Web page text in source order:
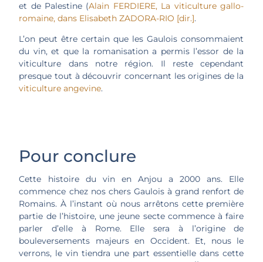
et de Palestine (Alain FERDIERE, La viticulture gallo-
romaine, dans Elisabeth ZADORA-RIO [dir.].
L’on peut être certain que les Gaulois consommaient
du vin, et que la romanisation a permis l’essor de la
viticulture dans notre région. Il reste cependant
presque tout à découvrir concernant les origines de la
viticulture angevine.
Pour conclure
Cette histoire du vin en Anjou a 2000 ans. Elle
commence chez nos chers Gaulois à grand renfort de
Romains. À l’instant où nous arrêtons cette première
partie de l’histoire, une jeune secte commence à faire
parler d’elle à Rome. Elle sera à l’origine de
bouleversements majeurs en Occident. Et, nous le
verrons, le vin tiendra une part essentielle dans cette